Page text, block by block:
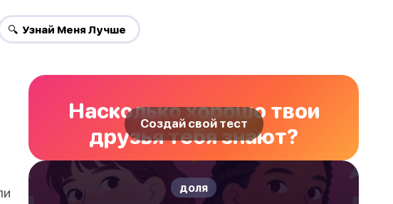
🔍 Узнай Меня Лучше
Насколько хорошо твои
друзья тебя знают?
Создай свой тест
доля